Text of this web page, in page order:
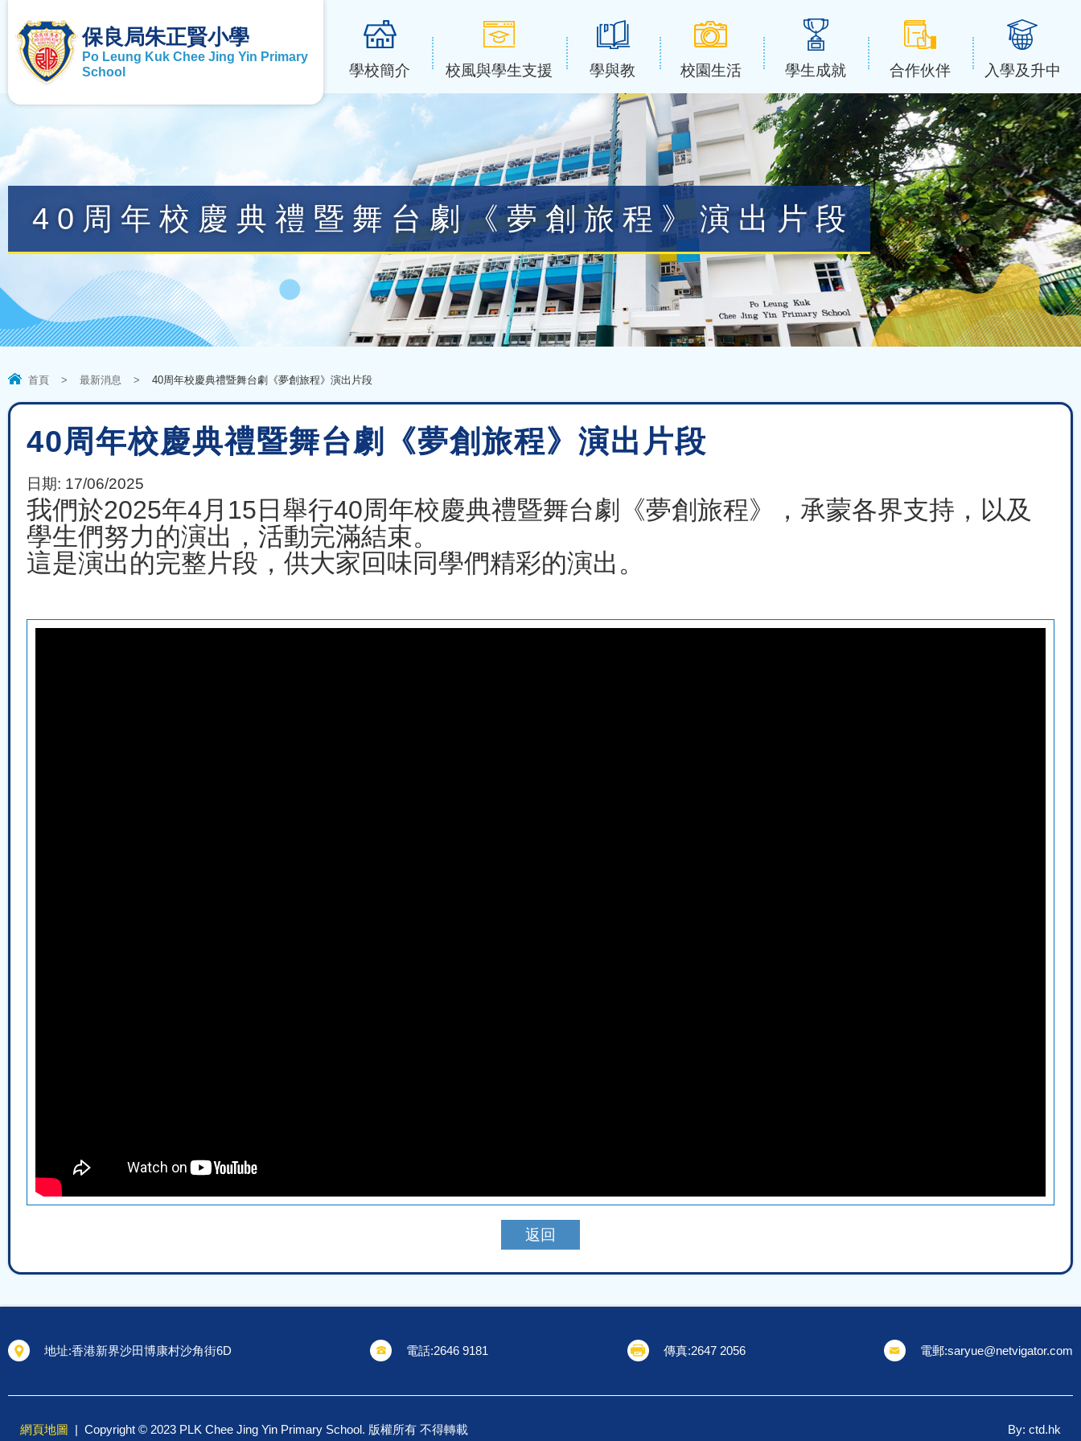
保良局朱正賢小學
Po Leung Kuk Chee Jing Yin Primary
School
學校簡介 校風與學生支援 學與教 校園生活 學生成就 合作伙伴 入學及升中
40周年校慶典禮暨舞台劇《夢創旅程》演出片段
首頁 > 最新消息 > 40周年校慶典禮暨舞台劇《夢創旅程》演出片段
40周年校慶典禮暨舞台劇《夢創旅程》演出片段
日期: 17/06/2025
我們於2025年4月15日舉行40周年校慶典禮暨舞台劇《夢創旅程》，承蒙各界支持，以及
學生們努力的演出，活動完滿結束。
這是演出的完整片段，供大家回味同學們精彩的演出。
返回
地址:香港新界沙田博康村沙角街6D 電話:2646 9181 傳真:2647 2056 電郵:saryue@netvigator.com
網頁地圖 | Copyright © 2023 PLK Chee Jing Yin Primary School. 版權所有 不得轉載 By: ctd.hk